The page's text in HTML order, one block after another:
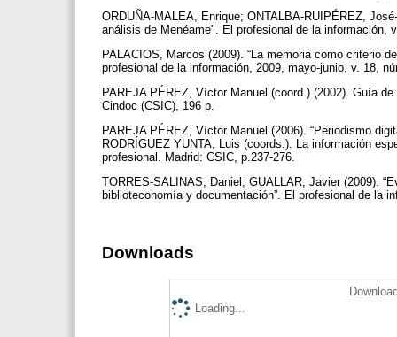
ORDUÑA-MALEA, Enrique; ONTALBA-RUIPÉREZ,
análisis de Menéame". El profesional de la información,
PALACIOS, Marcos (2009). “La memoria como criterio
profesional de la información, 2009, mayo-junio, v. 18,
PAREJA PÉREZ, Víctor Manuel (coord.) (2002). Guía
Cindoc (CSIC), 196 p.
PAREJA PÉREZ, Víctor Manuel (2006). “Periodismo
RODRÍGUEZ YUNTA, Luis (coords.). La información
profesional. Madrid: CSIC, p.237-276.
TORRES-SALINAS, Daniel; GUALLAR, Javier (2009).
biblioteconomía y documentación”. El profesional de la
Downloads
Loading...